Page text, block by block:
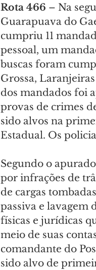
Rota 466 – Na
Guarapuava do
cumpriu 11
pessoal, um
buscas foram
Grossa,
dos mandados foi
provas de crimes
sido alvos na
Estadual. Os
Segundo o
por infrações de
de cargas
passiva e lavagem
físicas e jurídicas
meio de suas
comandante do
sido alvo de